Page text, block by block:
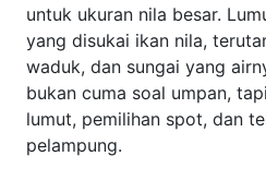
untuk ukuran nila besar.
yang disukai ikan nila,
waduk, dan sungai yang
bukan cuma soal umpan,
lumut, pemilihan spot, dan
pelampung.